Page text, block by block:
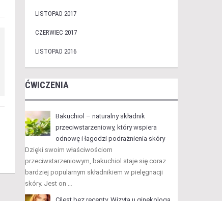
LISTOPAD 2017
CZERWIEC 2017
LISTOPAD 2016
ĆWICZENIA
Bakuchiol – naturalny składnik
przeciwstarzeniowy, który wspiera
odnowę i łagodzi podrażnienia skóry
Dzięki swoim właściwościom
przeciwstarzeniowym, bakuchiol staje się coraz
bardziej popularnym składnikiem w pielęgnacji
skóry. Jest on …